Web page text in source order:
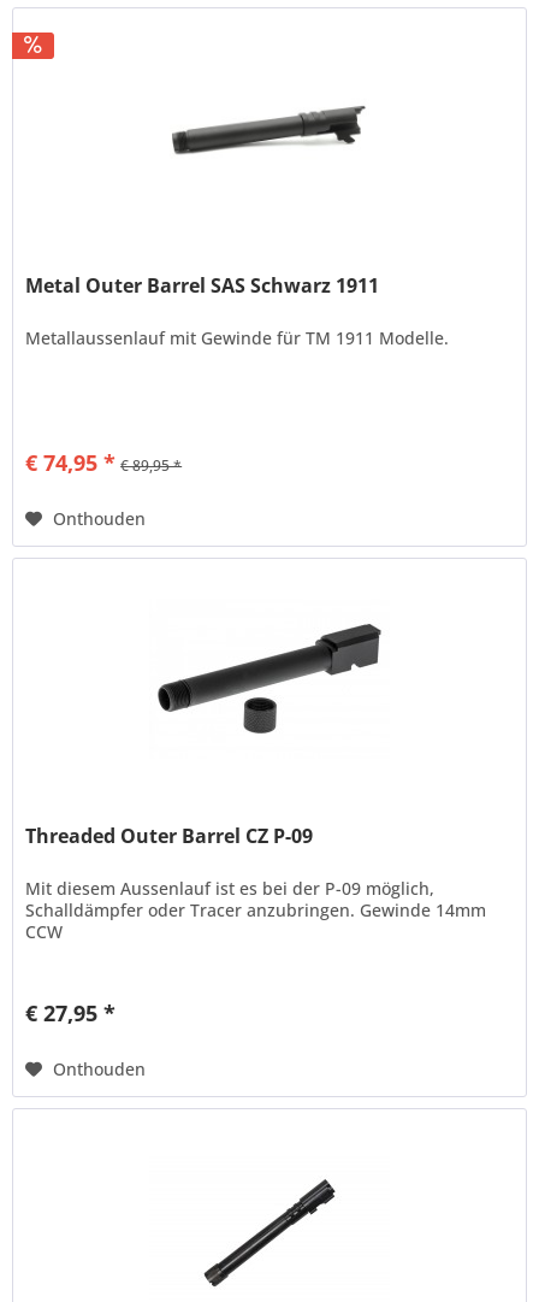
Metal Outer Barrel SAS Schwarz 1911
Metallaussenlauf mit Gewinde für TM 1911 Modelle.
€ 74,95 * € 89,95 *
Onthouden
Threaded Outer Barrel CZ P-09
Mit diesem Aussenlauf ist es bei der P-09 möglich,
Schalldämpfer oder Tracer anzubringen. Gewinde 14mm
CCW
€ 27,95 *
Onthouden